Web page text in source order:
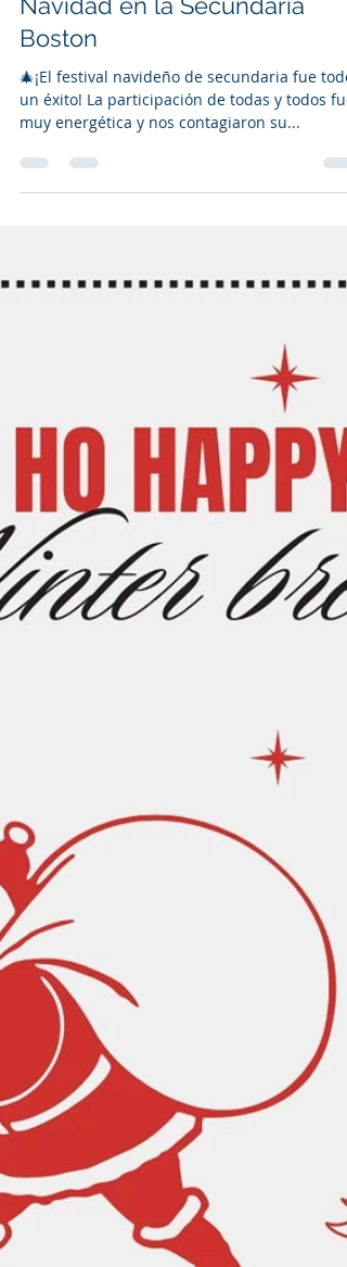
19 dic 2024
1 min de lectura
Navidad en la Secundaria
Boston
🎄¡El festival navideño de secundaria fue todo
muy energética y nos contagiaron su...